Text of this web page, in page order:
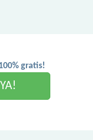
gratis!